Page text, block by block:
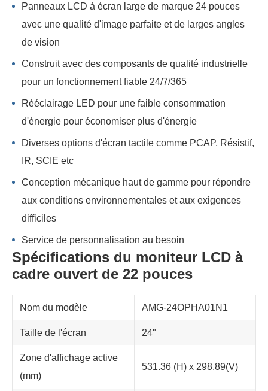
Panneaux LCD à écran large de marque 24 pouces
avec une qualité d'image parfaite et de larges angles
de vision
Construit avec des composants de qualité industrielle
pour un fonctionnement fiable 24/7/365
Rééclairage LED pour une faible consommation
d'énergie pour économiser plus d'énergie
Diverses options d'écran tactile comme PCAP, Résistif,
IR, SCIE etc
Conception mécanique haut de gamme pour répondre
aux conditions environnementales et aux exigences
difficiles
Service de personnalisation au besoin
Spécifications du moniteur LCD à
cadre ouvert de 22 pouces
Nom du modèle AMG-24OPHA01N1
Taille de l'écran 24"
Zone d'affichage active
(mm)
531.36 (H) x 298.89(V)